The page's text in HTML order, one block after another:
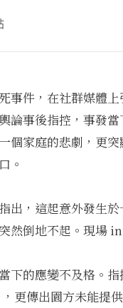
事件，在社群媒體
論事後指控，事發
個家庭的悲劇，更
。
出，這起意外發生
然倒地不起。現場
下的應變不及格。
更傳出園方未能提